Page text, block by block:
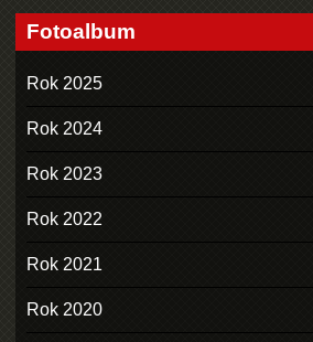
Fotoalbum
Rok 2025
Rok 2024
Rok 2023
Rok 2022
Rok 2021
Rok 2020